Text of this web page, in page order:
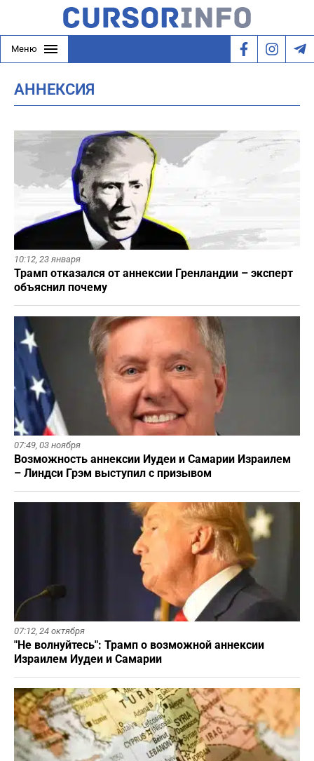
Меню
АННЕКСИЯ
10:12, 23 января
Трамп отказался от аннексии Гренландии – эксперт
объяснил почему
07:49, 03 ноября
Возможность аннексии Иудеи и Самарии Израилем
– Линдси Грэм выступил с призывом
07:12, 24 октября
"Не волнуйтесь": Трамп о возможной аннексии
Израилем Иудеи и Самарии